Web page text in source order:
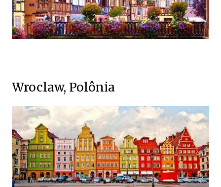
Wroclaw, Polônia